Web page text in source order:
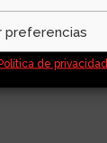
preferencias
de privacidad